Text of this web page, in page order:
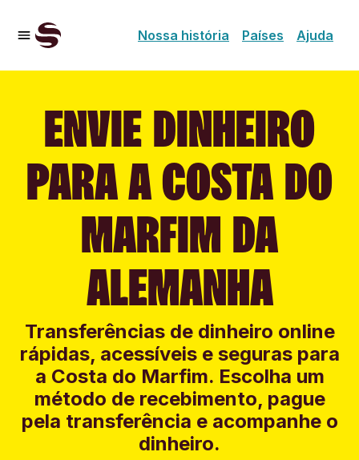
Nossa história Países Ajuda
ENVIE DINHEIRO
PARA A COSTA DO
MARFIM DA
ALEMANHA
Transferências de dinheiro online
rápidas, acessíveis e seguras para
a Costa do Marfim. Escolha um
método de recebimento, pague
pela transferência e acompanhe o
dinheiro.